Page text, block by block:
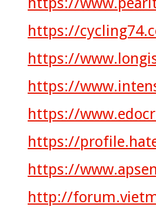
https://
https://
https://
https://
https://
https://
http://